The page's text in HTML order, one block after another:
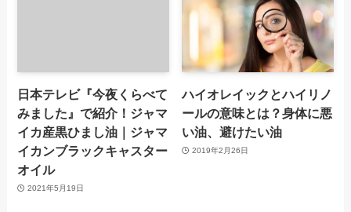
日本テレビ『今夜くらべて
みました』で紹介！ジャマ
イカ産黒ひまし油｜ジャマ
イカンブラックキャスター
オイル
2021年5月19日
ハイオレイックとハイリノ
ールの意味とは？身体に悪
い油、避けたい油
2019年2月26日